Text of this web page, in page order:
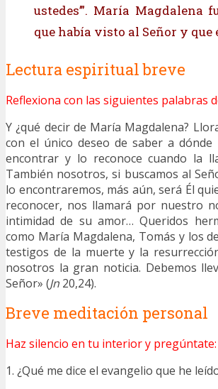
ustedes’”. María
que había visto al Señor y
Lectura espiritual breve
Reflexiona con las siguientes palabras
Y ¿qué decir de María Magdalena?
con el único deseo de saber a
encontrar y lo reconoce cuando la
También nosotros, si buscamos al
lo encontraremos, más aún, será Él
reconocer, nos llamará por nuestro
intimidad de su amor… Queridos
como María Magdalena, Tomás y los
testigos de la muerte y la
nosotros la gran noticia. Debemos
Señor» (Jn 20,24).
Breve meditación personal
Haz silencio en tu interior y pregúntate:
1. ¿Qué me dice el evangelio que he